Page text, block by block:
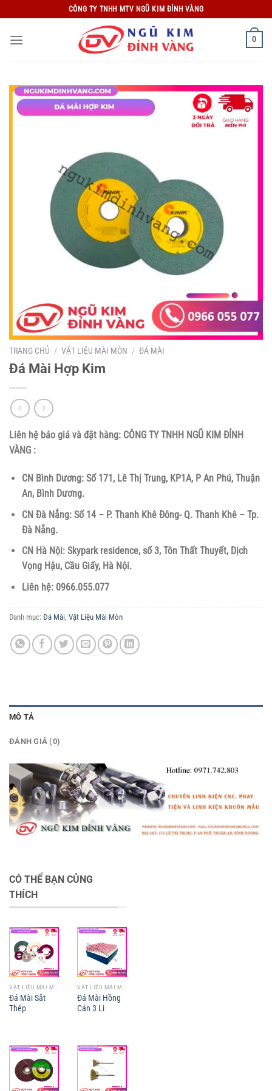
qua
nội
CÔNG TY TNHH MTV NGŨ KIM ĐỈNH VÀNG
0
TRANG CHỦ / VẬT LIỆU MÀI MÒN / ĐÁ MÀI
Đá Mài Hợp Kim
Liên hệ báo giá và đặt hàng: CÔNG TY TNHH NGŨ KIM ĐỈNH
VÀNG :
CN Bình Dương: Số 171, Lê Thị Trung, KP1A, P An Phú, Thuận
An, Bình Dương.
CN Đà Nẳng: Số 14 – P. Thanh Khê Đông- Q. Thanh Khê – Tp.
Đà Nẵng.
CN Hà Nội: Skypark residence, số 3, Tôn Thất Thuyết, Dịch
Vọng Hậu, Cầu Giấy, Hà Nội.
Liên hệ: 0966.055.077
Danh mục: Đá Mài Vật Liệu Mài Mòn
MÔ TẢ
ĐÁNH GIÁ (0)
CÓ THỂ BẠN CỦNG
THÍCH
Đá Mài Sắt
Thép
Đá Mài Hồng
Cán 3 Li